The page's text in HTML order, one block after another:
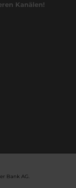
Kanälen!
Bank AG.